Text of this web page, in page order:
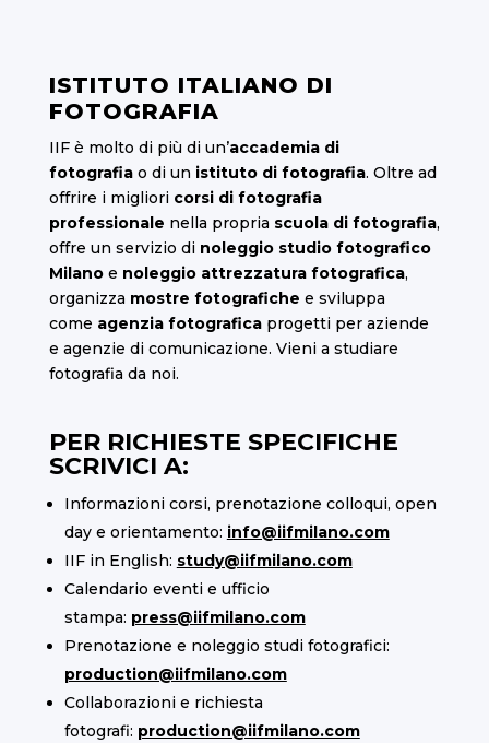
ISTITUTO ITALIANO DI
FOTOGRAFIA
IIF è molto di più di un’accademia di
fotografiao di un istituto di fotografia. Oltre ad
offrire i migliori corsi di fotografia
professionale nella propria scuola di fotografia,
offre un servizio di noleggio studio fotografico
Milano e noleggio attrezzatura fotografica,
organizza mostre fotografiche e sviluppa
come agenzia fotograficaprogetti per aziende
e agenzie di comunicazione. Vieni a studiare
fotografia da noi.
PER RICHIESTE SPECIFICHE
SCRIVICI A:
Informazioni corsi, prenotazione colloqui, open
day e orientamento: info@iifmilano.com
IIF in English: study@iifmilano.com
Calendario eventi e ufficio
stampa: press@iifmilano.com
Prenotazione e noleggio studi fotografici:
production@iifmilano.com
Collaborazioni e richiesta
fotografi: production@iifmilano.com